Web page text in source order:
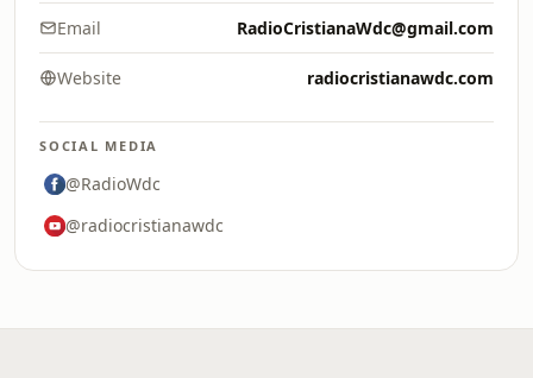
Email RadioCristianaWdc@gmail.com
Website radiocristianawdc.com
SOCIAL MEDIA
@RadioWdc
@radiocristianawdc